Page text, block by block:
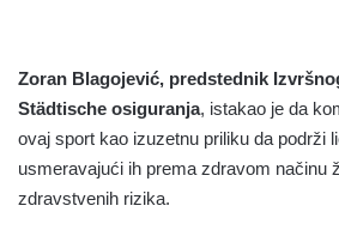
Zoran Blagojević, predstednik
Städtische osiguranja, istakao je da
ovaj sport kao izuzetnu priliku da podrži
usmeravajući ih prema zdravom načinu
zdravstvenih rizika.